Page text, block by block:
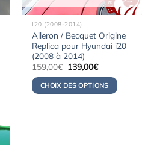
I20 (2008-2014)
Aileron / Becquet Origine
Replica pour Hyundai i20
(2008 à 2014)
159,00€ Le
initial
était :
159,00€.
139,00€Le
actuel
est :
139,00€.
CHOIX DES OPTIONS